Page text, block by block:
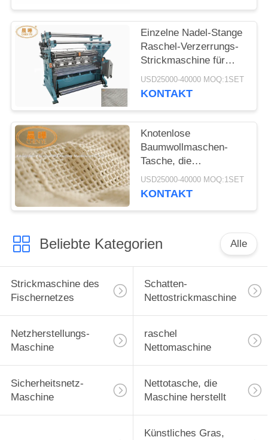
Einzelne Nadel-Stange
Raschel-Verzerrungs-
Strickmaschine für
Nettotaschen-
Herstellung
USD25000-40000 MOQ:1SET
KONTAKT
Knotenlose
Baumwollmaschen-
Tasche, die
Maschinen-
Energieeinsparung mit
USD25000-40000 MOQ:1SET
KONTAKT
Beliebte Kategorien Alle
Strickmaschine des
Fischernetzes
Schatten-
Nettostrickmaschine
Netzherstellungs-
Maschine
raschel
Nettomaschine
Sicherheitsnetz-
Maschine
Nettotasche, die
Maschine herstellt
Künstliches Gras,